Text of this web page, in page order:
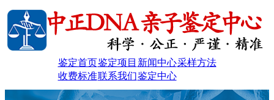
鉴定首页鉴定项目 新闻中心采样方法
收费标准联系我们鉴定中心